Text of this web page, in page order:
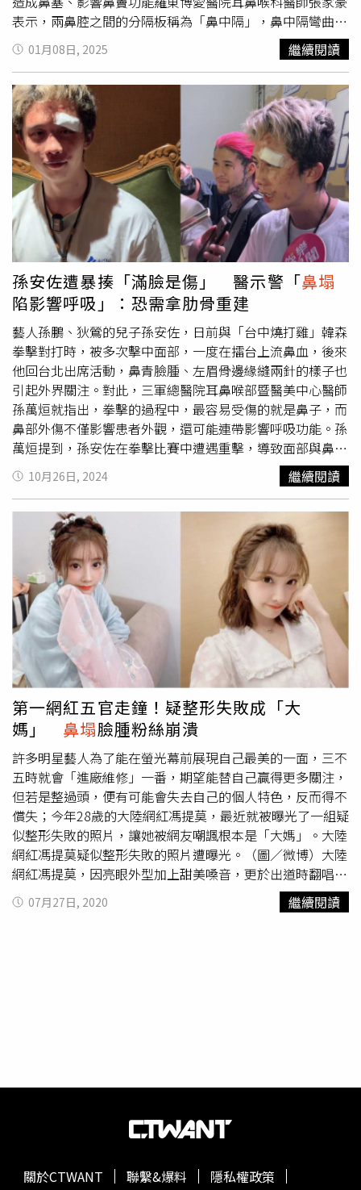
表示，兩鼻腔之間的分隔板稱為「鼻中隔」，鼻中隔彎曲其
實很常見，成因可能為先天發育生成，或後天外力意外所
致。輕微彎曲不至於影響鼻功能，但嚴重的鼻中隔彎曲可能
造成鼻塞、影響鼻竇功能而產生鼻竇炎。結構式鼻整形手
術 自體組織降低排斥與感染在接受結構式鼻整形手術後，
小函鼻塞症狀減輕，鼻型變挺，鼻問題全改善。張家豪解
釋，結構式鼻整形手術是從根本改善鼻樑結構。術中取病人
胸下緣第6根肋骨約4公分骨骼，當作鼻整形材料。因是自體
組織，因此不會造成排斥與感染；取出小部分肋骨，也不會
影響呼吸、不會影響身體健康。張家豪先清除鼻樑裡原本的
玻尿酸、手術移除彎曲的鼻中隔骨刺，矯正鼻中隔彎曲，再
將小函的自體肋骨當作鼻中隔延長移植物與鼻樑墊高素材。
鼻中隔延長、鼻樑墊高，都讓鼻子顯得更立體。東方人鼻中
隔彎曲比例不低 就醫改善鼻功能與外觀張家豪醫師提醒，
坊間醫美微整形多使用玻尿酸、微晶瓷等填充物注射進入鼻
樑，但效果大多只能維持半年，半年過後這些填充物可能被
身體吸收，也可能往外擴，導致鼻樑變寬，效果適得其反。
此外，東方人鼻中隔彎曲比例不低，結構式鼻整形手術便是
針對鼻子的中央結構-鼻中隔進行調整的手術。張家豪醫師
表示，大多病人都是因鼻塞困擾前來求診，術後鼻部功能與
外觀都一併改善。
01月08日, 2025 繼續閱讀
孫安佐遭暴揍「滿臉是傷」 醫示警「鼻塌
陷影響呼吸」：恐需拿肋骨重建
藝人孫鵬、狄鶯的兒子孫安佐，日前與「台中燒打雞」韓森
拳擊對打時，被多次擊中面部，一度在擂台上流鼻血，後來
他回台北出席活動，鼻青臉腫、左眉骨邊緣縫兩針的樣子也
引起外界關注。對此，三軍總醫院耳鼻喉部暨醫美中心醫師
孫萬烜就指出，拳擊的過程中，最容易受傷的就是鼻子，而
鼻部外傷不僅影響患者外觀，還可能連帶影響呼吸功能。孫
萬烜提到，孫安佐在拳擊比賽中遭遇重擊，導致面部與鼻部
受損，這類「塌鼻」與「歪鼻」的情況也再次掀起大家對高
接觸運動風險的重視。他說，拳擊比賽中，選手通常會佩戴
牙套以保護牙齒，但鼻子作為面部最突出且無法完全保護的
部位，極易受到撞擊，像是孫安佐的鼻部乎有明顯的撞擊痕
跡，可能出現了歪曲、扭曲或塌陷情形。孫萬烜表示，對於
較輕微的鼻部扭曲，能夠通過內復位技術，使用特殊器械從
鼻道將鼻骨復位。不過，如果鼻骨發生粉碎性骨折，造成整
個鼻子塌陷或嚴重扭曲，就會採用自體肋骨進行全面的重建
手術，除注意外觀美感外，也重視鼻腔內部結構的修復，確
保患者能夠正常呼吸。孫萬烜也強調，鼻部外傷不僅影響美
觀問題，還可能影響呼吸功能，若是嚴重鼻部外傷，則可藉
肋骨移植技術重建鼻型，使鼻子恢復挺直美觀，以讓患者能
夠重拾自信與健康。此外，據三軍總醫院官網衛教資訊顯
示，因先天生長發育，軟硬骨擠壓，產生鼻（軟）骨彎曲，
或因臉部受外力撞擊，造成鼻變形或骨折彎曲，除嚴重影響
人的外觀外，更可能造成鼻塞導致慢性鼻炎或鼻竇炎，而鼻
整形主要的2項主要目的為改善鼻生理功能，解除鼻塞之
苦，以及增進臉部美觀。至於「肋軟骨鼻整形」，是以患者
右胸第6、7或第8根肋軟骨為材料，在右胸開一個切口，取
下約3到5公分的肋軟骨後，雕刻成合適大小形狀，再置於鼻
樑當做鼻骨，同時用患者自己鼻中隔軟骨或是耳殼軟骨修飾
鼻尖外型，讓鼻子表現出整體美，過程採用「自體移植
法」，無排斥問題，鼻型自然，但也有小於2％機會可能產
生氣胸、血胸。
10月26日, 2024 繼續閱讀
第一網紅五官走鐘！疑整形失敗成「大
媽」 鼻塌臉腫粉絲崩潰
許多明星藝人為了能在螢光幕前展現自己最美的一面，三不
五時就會「進廠維修」一番，期望能替自己贏得更多關注，
但若是整過頭，便有可能會失去自己的個人特色，反而得不
償失；今年28歲的大陸網紅馮提莫，最近就被曝光了一組疑
似整形失敗的照片，讓她被網友嘲諷根本是「大媽」。大陸
網紅馮提莫疑似整形失敗的照片遭曝光。（圖／微博）大陸
網紅馮提莫，因亮眼外型加上甜美嗓音，更於出道時翻唱多
首經典歌曲，讓她瞬間爆紅，超高人氣讓她甚至擁有「大陸
第一網紅」的封號。但近日大陸微博「瓜組新鮮事」曝光了
07月27日, 2020 繼續閱讀
關於CTWANT 聯繫&爆料 隱私權政策